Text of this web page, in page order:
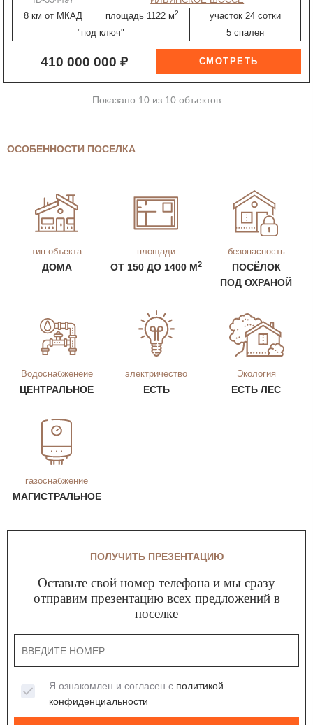
8 км от МКАД
площадь 1122 м2
участок 24 сотки
"под ключ"
5 спален
410 000 000 ₽
Показано 10 из 10 объектов
ОСОБЕННОСТИ ПОСЕЛКА
тип объекта
ДОМА
площади
ОТ 150 ДО 1400 М2
безопасность
ПОСЁЛОК
ПОД ОХРАНОЙ
Водоснабженеие
ЦЕНТРАЛЬНОЕ
электричество
ЕСТЬ
Экология
ЕСТЬ ЛЕС
газоснабжение
МАГИСТРАЛЬНОЕ
ПОЛУЧИТЬ ПРЕЗЕНТАЦИЮ
Оставьте свой номер телефона и мы сразу
отправим презентацию всех предложений в
поселке
Я ознакомлен и согласен с политикой
конфиденциальности